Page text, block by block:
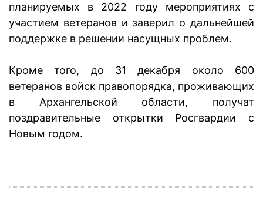
планируемых в 2022 году мероприятиях с
участием ветеранов и заверил о дальнейшей
поддержке в решении насущных проблем.
Кроме того, до 31 декабря около 600
ветеранов войск правопорядка, проживающих
в Архангельской области, получат
поздравительные открытки Росгвардии с
Новым годом.